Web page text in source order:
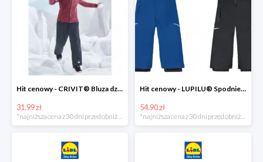
Hit cenowy - CRIVIT® Bluza dziewczęca z polaru
31.99 zł
Hit cenowy - LUPILU® Spodnie narciarskie chłopięce
54.90 zł